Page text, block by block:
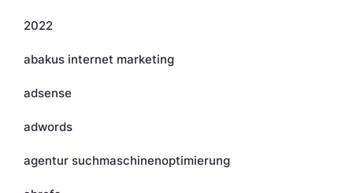
2022
abakus internet marketing
adsense
adwords
agentur suchmaschinenoptimierung